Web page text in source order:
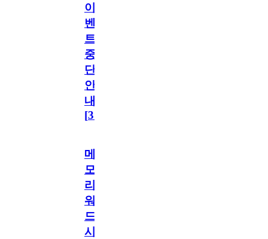
이
벤
트
중
단
안
내
[31
메
모
리
워
드
시